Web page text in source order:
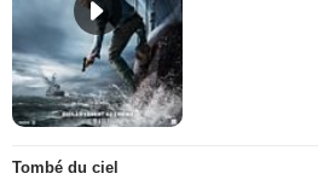
Tombé du ciel